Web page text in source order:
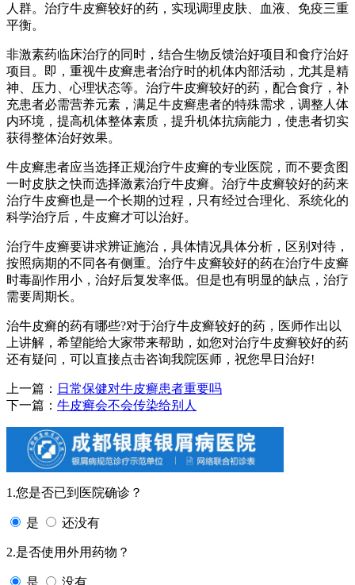
人群。治疗牛皮癣较好的药，实现调理皮肤、血液、免疫三重
平衡。
非激素药临床治疗的同时，结合生物反馈治好项目和食疗治好
项目。即，重视牛皮癣患者治疗时的机体内部活动，尤其是精
神、压力、心理状态等。治疗牛皮癣较好的药，配合食疗，补
充患者必需营养元素，满足牛皮癣患者的特殊需求，调整人体
内环境，提高机体整体素质，提升机体抗病能力，使患者切实
获得整体治好效果。
牛皮癣患者应当选择正规治疗牛皮癣的专业医院，而不要贪图
一时皮肤之快而选择激素治疗牛皮癣。治疗牛皮癣较好的药来
治疗牛皮癣也是一个长期的过程，只有经过合理化、系统化的
科学治疗后，牛皮癣才可以治好。
治疗牛皮癣要讲求辨证施治，具体情况具体分析，区别对待，
按照病期的不同各有侧重。治疗牛皮癣较好的药在治疗牛皮癣
时毒副作用小，治好后复发率低。但是也有明显的缺点，治疗
需要周期长。
治牛皮癣的药有哪些?对于治疗牛皮癣较好的药，医师作出以
上讲解，希望能给大家带来帮助，如您对治疗牛皮癣较好的药
还有疑问，可以直接点击咨询我院医师，祝您早日治好!
上一篇： 日常保健对牛皮癣患者重要吗
下一篇： 牛皮癣会不会传染给别人
1.您是否已到医院确诊？
是 还没有
2.是否使用外用药物？
是 没有